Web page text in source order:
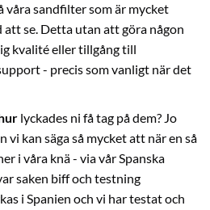
våra sandfilter som är mycket
att se. Detta utan att göra någon
kvalité eller tillgång till
- precis som vanligt när det
lyckades ni få tag på dem? Jo
vi kan säga så mycket att när en så
i våra knä - via vår Spanska
saken biff och testning
i Spanien och vi har testat och